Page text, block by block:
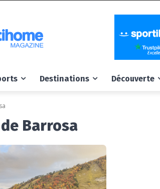
Destinations Découverte
Barrosa